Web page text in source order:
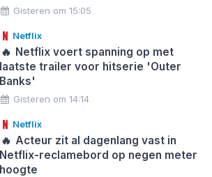
Gisteren om 15:05
Netflix
🔥 Netflix voert spanning op met
laatste trailer voor hitserie 'Outer
Banks'
Gisteren om 14:14
Netflix
🔥 Acteur zit al dagenlang vast in
Netflix-reclamebord op negen meter
hoogte